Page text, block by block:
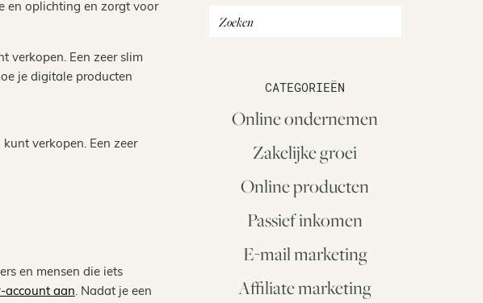
en oplichting en zorgt voor
verkopen. Een zeer slim
je digitale producten
verkopen. Een zeer
en mensen die iets
account aan. Nadat je een
CATEGORIEËN
Online ondernemen
Zakelijke groei
Online producten
Passief inkomen
E-mail marketing
Affiliate marketing